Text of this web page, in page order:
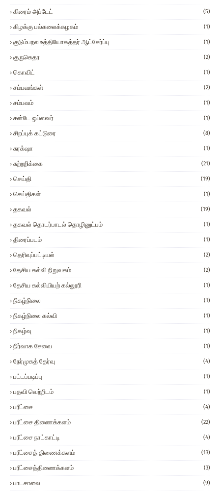
கிரைம் அப்டேட் (5)
கிழக்கு பல்கலைக்கழகம் (1)
குடும்பநல உத்தியோகத்தர் ஆட்சேர்ப்பு (1)
குருகெதர (2)
கொவிட் (1)
சம்பவங்கள் (2)
சம்பவம் (1)
சன்டே ஒப்ஸவர் (1)
சிறப்புக் கட்டுரை (8)
சுரக்‌ஷா (1)
சுற்றறிக்கை (21)
செய்தி (19)
செய்திகள் (1)
தகவல் (19)
தகவல் தொடர்பாடல் தொழினுட்பம் (1)
திரைப்படம் (1)
தெரிவுப்பட்டியல் (2)
தேசிய கல்வி நிறுவகம் (2)
தேசிய கல்வியியற் கல்லூரி (1)
நிகழ்நிலை (1)
நிகழ்நிலை கல்வி (1)
நிகழ்வு (1)
நிர்வாக சேவை (1)
நேர்முகத் தேர்வு (4)
பட்டப்படிப்பு (1)
பதவி வெற்றிடம் (1)
பரீட்சை (4)
பரீட்சை திணைக்களம் (22)
பரீட்சை நாட்காட்டி (4)
பரீட்சைத் திணைக்களம் (13)
பரீட்சைத்திணைக்களம் (3)
பாடசாலை (9)